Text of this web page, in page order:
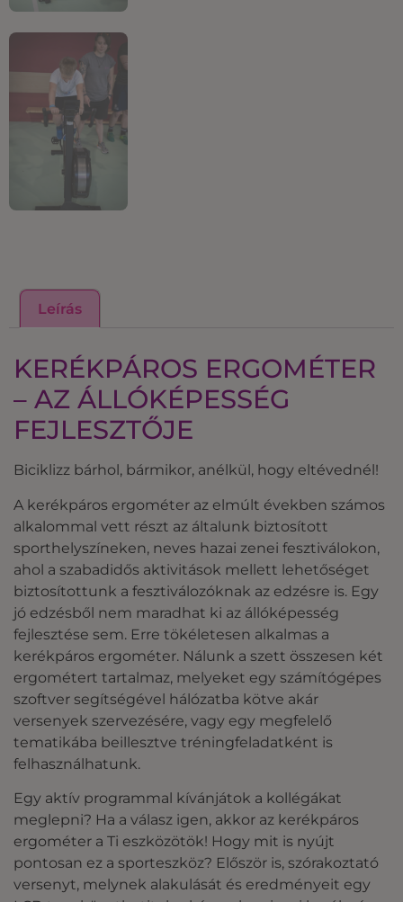
Leírás
KERÉKPÁROS ERGOMÉTER
– AZ ÁLLÓKÉPESSÉG
FEJLESZTŐJE
Biciklizz bárhol, bármikor, anélkül, hogy eltévednél!
A kerékpáros ergométer az elmúlt években számos
alkalommal vett részt az általunk biztosított
sporthelyszíneken, neves hazai zenei fesztiválokon,
ahol a szabadidős aktivitások mellett lehetőséget
biztosítottunk a fesztiválozóknak az edzésre is. Egy
jó edzésből nem maradhat ki az állóképesség
fejlesztése sem. Erre tökéletesen alkalmas a
kerékpáros ergométer. Nálunk a szett összesen két
ergométert tartalmaz, melyeket egy számítógépes
szoftver segítségével hálózatba kötve akár
versenyek szervezésére, vagy egy megfelelő
tematikába beillesztve tréningfeladatként is
felhasználhatunk.
Egy aktív programmal kívánjátok a kollégákat
meglepni? Ha a válasz igen, akkor az kerékpáros
ergométer a Ti eszközötök! Hogy mit is nyújt
pontosan ez a sporteszköz? Először is, szórakoztató
versenyt, melynek alakulását és eredményeit egy